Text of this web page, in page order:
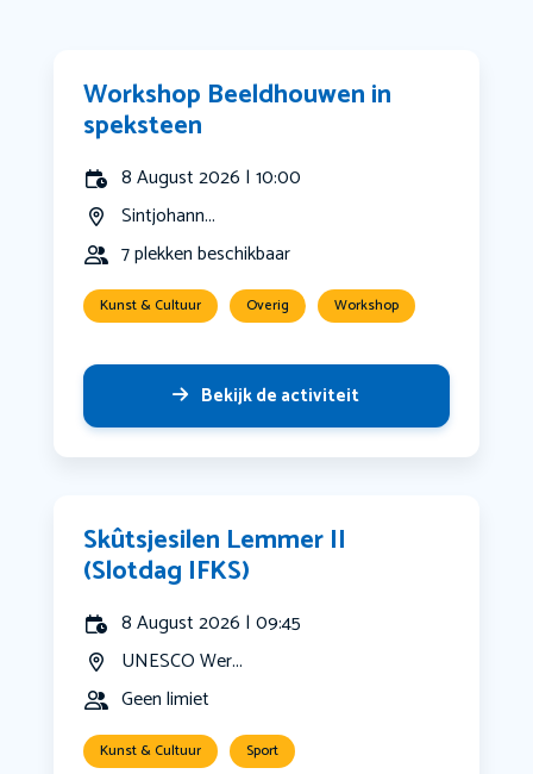
Workshop Beeldhouwen in
speksteen
8 August 2026 | 10:00
Sintjohann...
7 plekken beschikbaar
Kunst & Cultuur Overig Workshop
Bekijk de activiteit
Skûtsjesilen Lemmer II
(Slotdag IFKS)
8 August 2026 | 09:45
UNESCO Wer...
Geen limiet
Kunst & Cultuur Sport